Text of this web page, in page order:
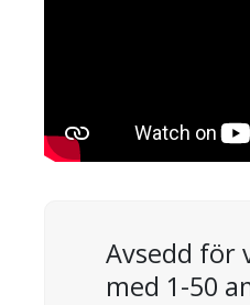
Avsedd för
med 1-50